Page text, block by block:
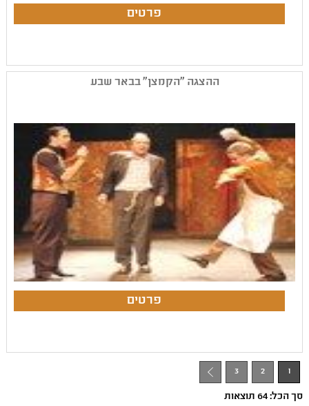
ההצגה "הקמצן" בבאר שבע
1
2
3
סך הכל: 64 תוצאות